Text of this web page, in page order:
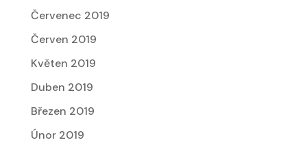
Červenec 2019
Červen 2019
Květen 2019
Duben 2019
Březen 2019
Únor 2019